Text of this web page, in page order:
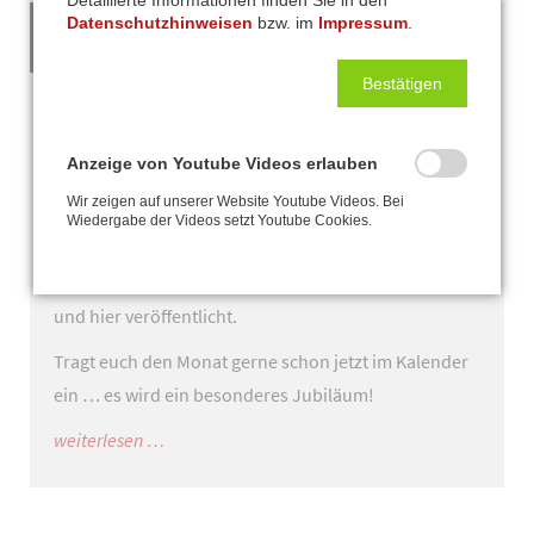
01
2026 ist es soweit: Die Lippe
Yachtschule wird 40 Jahre!
Und das möchten wir natürlich mit euch feiern. Im
und hier veröffentlicht.
Tragt euch den Monat gerne schon jetzt im Kalender
ein … es wird ein besonderes Jubiläum!
weiterlesen …2026
Datenschutzhinweisen bzw. im Impressum
Bestätigen
Anzeige von Youtube Videos erlauben
Wir zeigen auf unserer Website Youtube Videos. Bei
Wiedergabe der Videos setzt Youtube Cookies.